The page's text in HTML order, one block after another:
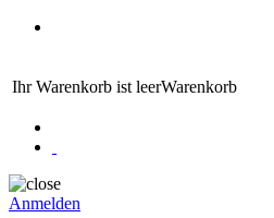
Ihr Warenkorb ist leerWarenkorb
Anmelden